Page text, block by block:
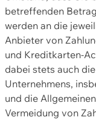
betreffenden
werden an die
Anbieter von
und Kreditkarten-
dabei stets auch
Unternehmens,
und die
Vermeidung von